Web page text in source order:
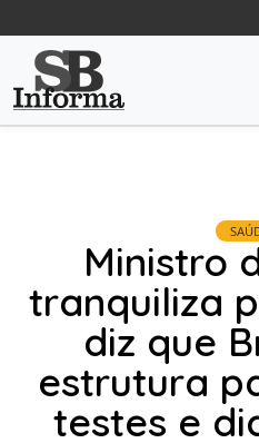
Ministro
tranquiliza
diz que
estrutura
testes e